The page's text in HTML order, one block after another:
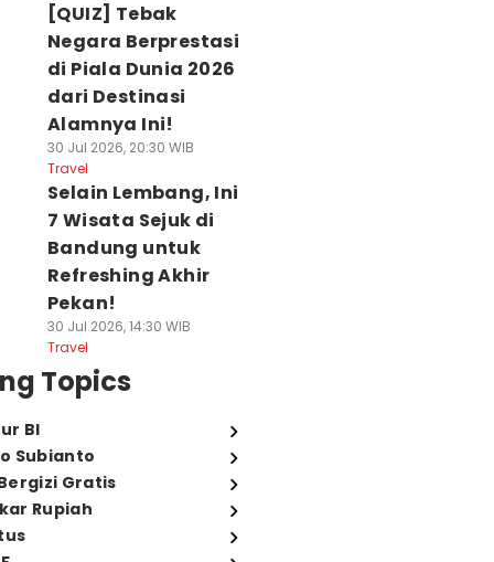
[QUIZ] Tebak
Negara Berprestasi
di Piala Dunia 2026
dari Destinasi
Alamnya Ini!
30 Jul 2026, 20:30 WIB
Travel
Selain Lembang, Ini
7 Wisata Sejuk di
Bandung untuk
Refreshing Akhir
Pekan!
30 Jul 2026, 14:30 WIB
Travel
Topics
BI
Subianto
Gratis
Rupiah